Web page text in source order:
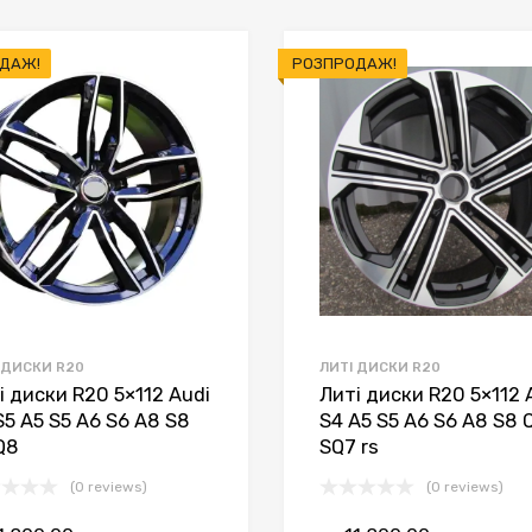
ДИСКИ R20
диски R20 5×112 Audi
A5 S5 A6 S6 A8 S8
(0 reviews)
РОЗПРОДАЖ!
ЛИТІ ДИСКИ R20
Литі диски R20 5×112
S4 A5 S5 A6 S6 A8 S8
SQ7 rs
(0 reviews)